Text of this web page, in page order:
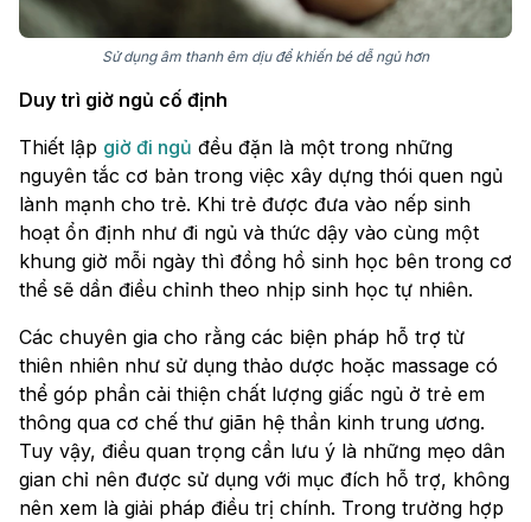
Sử dụng âm thanh êm dịu để khiến bé dễ ngủ hơn
Duy trì giờ ngủ cố định
Thiết lập giờ đi ngủ đều đặn là một trong những
nguyên tắc cơ bản trong việc xây dựng thói quen ngủ
lành mạnh cho trẻ. Khi trẻ được đưa vào nếp sinh
hoạt ổn định như đi ngủ và thức dậy vào cùng một
khung giờ mỗi ngày thì đồng hồ sinh học bên trong cơ
thể sẽ dần điều chỉnh theo nhịp sinh học tự nhiên.
Các chuyên gia cho rằng các biện pháp hỗ trợ từ
thiên nhiên như sử dụng thảo dược hoặc massage có
thể góp phần cải thiện chất lượng giấc ngủ ở trẻ em
thông qua cơ chế thư giãn hệ thần kinh trung ương.
Tuy vậy, điều quan trọng cần lưu ý là những mẹo dân
gian chỉ nên được sử dụng với mục đích hỗ trợ, không
nên xem là giải pháp điều trị chính. Trong trường hợp